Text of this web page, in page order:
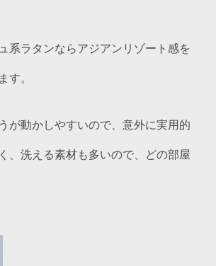
系ラタンならアジアンリゾート感を
す。
が動かしやすいので、意外に実用的
、洗える素材も多いので、どの部屋